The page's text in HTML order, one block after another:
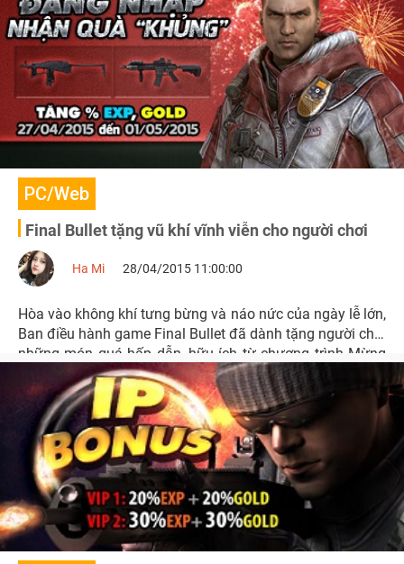
PC/Web
Final Bullet tặng vũ khí vĩnh viễn cho người chơi
Ha Mi 28/04/2015 11:00:00
Hòa vào không khí tưng bừng và náo nức của ngày lễ lớn,
Ban điều hành game Final Bullet đã dành tặng người chơi
những món quá hấp dẫn, hữu ích từ chương trình Mừng
Ngày Đại Thắng – Đăng Nhập & Nhận Quà Khủng